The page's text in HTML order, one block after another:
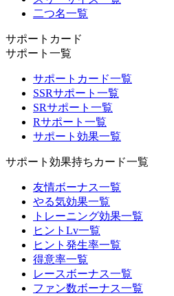
二つ名一覧
サポートカード
サポート一覧
サポートカード一覧
SSRサポート一覧
SRサポート一覧
Rサポート一覧
サポート効果一覧
サポート効果持ちカード一覧
友情ボーナス一覧
やる気効果一覧
トレーニング効果一覧
ヒントLv一覧
ヒント発生率一覧
得意率一覧
レースボーナス一覧
ファン数ボーナス一覧